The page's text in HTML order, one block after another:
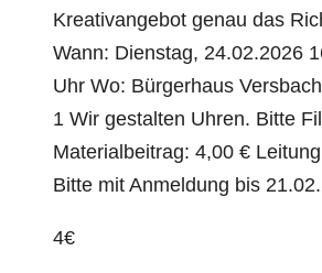
Kreativangebot genau das
Wann: Dienstag, 24.02.2026
Uhr Wo: Bürgerhaus
1 Wir gestalten Uhren. Bitte
Materialbeitrag: 4,00 €
Bitte mit Anmeldung bis
4€